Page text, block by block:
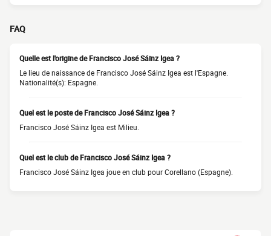
FAQ
Quelle est l'origine de Francisco José Sáinz Igea ?
Le lieu de naissance de Francisco José Sáinz Igea est l'Espagne.
Nationalité(s): Espagne.
Quel est le poste de Francisco José Sáinz Igea ?
Francisco José Sáinz Igea est Milieu.
Quel est le club de Francisco José Sáinz Igea ?
Francisco José Sáinz Igea joue en club pour Corellano (Espagne).